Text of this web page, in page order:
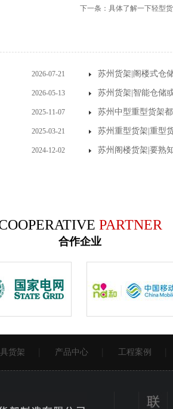
下一条： 具体了解一下轻型
2026-07-21 苏州货架|阁楼式仓
2026-05-13 苏州货架|智能仓储
2025-11-07 苏州中型重型货架
2025-03-21 苏州重型货架|重型
2024-12-02 苏州阁楼货架|要熟
PARTNER
合作企业
货架 产品中心 工程案例